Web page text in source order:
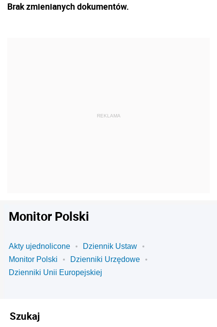
Brak zmienianych dokumentów.
Monitor Polski
Akty ujednolicone
Dziennik Ustaw
Monitor Polski
Dzienniki Urzędowe
Dzienniki Unii Europejskiej
Szukaj